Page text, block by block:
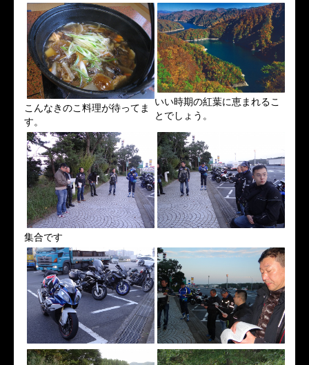
こんなきのこ料理が待ってま
す。
いい時期の紅葉に恵まれるこ
とでしょう。
集合です